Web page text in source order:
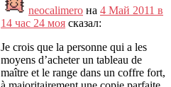
neocalimero на 4 Май 2011 в
14 час 24 моя сказал:
Je crois que la personne qui a les
moyens d’acheter un tableau de
maître et le range dans un coffre fort,